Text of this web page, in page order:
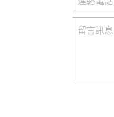
留言訊息